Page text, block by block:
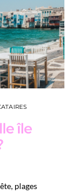
île
plages